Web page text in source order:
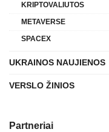
KRIPTOVALIUTOS
METAVERSE
SPACEX
UKRAINOS NAUJIENOS
VERSLO ŽINIOS
Partneriai